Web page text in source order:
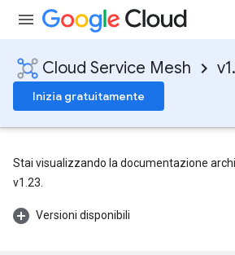
Cloud Service Mesh
Inizia gratuitamente
Stai visualizzando la documentazione
v1.23.
Versioni disponibili